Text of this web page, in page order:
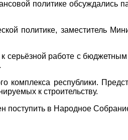
политике обсуждались
политике, заместитель
серьёзной работе с
республики.
к строительству.
поступить в Народное